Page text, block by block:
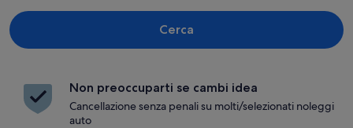
Cerca
Non preoccuparti se cambi idea
Cancellazione senza penali su molti/selezionati noleggi
auto